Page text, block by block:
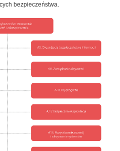
bezpieczeństwa.